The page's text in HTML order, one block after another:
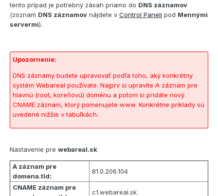
tento prípad je potrebný zásah priamo do DNS záznamov
(zoznam DNS záznamov nájdete v Control Paneli pod Mennými
servermi).
Upozornenie:
DNS záznamy budete upravovať podľa toho, aký konkrétny
systém Webareal používate. Najprv si upravíte A záznam pre
hlavnú (root, koreňovú) doménu a potom si pridáte nový
CNAME záznam, ktorý pomenujete www. Konkrétne príklady sú
uvedené nižšie v tabuľkách.
Nastavenie pre webareal.sk
A záznam pre
domena.tld:
81.0.206.104
CNAME záznam pre
c1.webareal.sk.